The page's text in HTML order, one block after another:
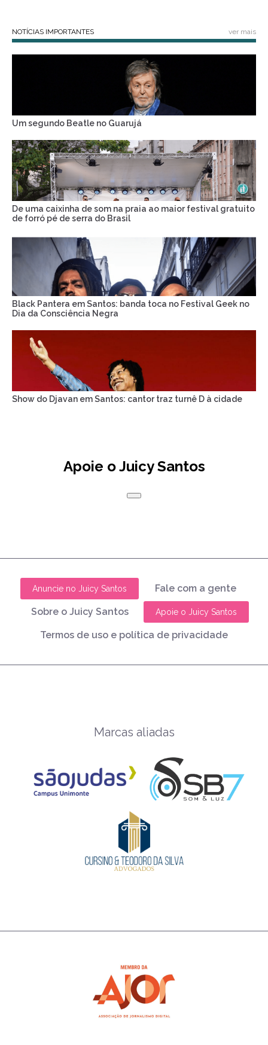
NOTÍCIAS IMPORTANTES ver mais
Um segundo Beatle no Guarujá
De uma caixinha de som na praia ao maior festival gratuito
de forró pé de serra do Brasil
Black Pantera em Santos: banda toca no Festival Geek no
Dia da Consciência Negra
Show do Djavan em Santos: cantor traz turnê D à cidade
Apoie o Juicy Santos
Anuncie no Juicy Santos Fale com a gente
Sobre o Juicy Santos Apoie o Juicy Santos
Termos de uso e política de privacidade
Marcas aliadas